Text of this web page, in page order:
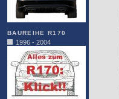
BAUREIHE R170
1996 - 2004